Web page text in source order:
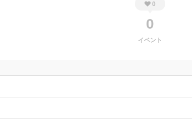
0
0
イベント